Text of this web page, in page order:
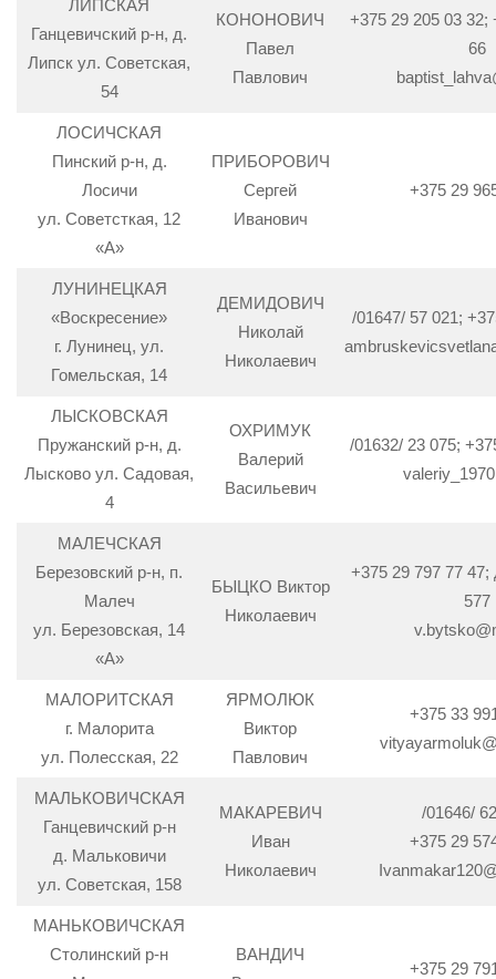
ЛИПСКАЯ
Ганцевичский р-н, д.
Липск ул. Советская,
54
КОНОНОВИЧ
Павел
Павлович
+375 29 205 03 32;
66
ЛОСИЧСКАЯ
Пинский р-н, д.
Лосичи
ул. Советсткая, 12
«А»
ПРИБОРОВИЧ
Сергей
Иванович
+375 29
ЛУНИНЕЦКАЯ
«Воскресение»
г. Лунинец, ул.
Гомельская, 14
ДЕМИДОВИЧ
Николай
Николаевич
/01647/ 57 021;
ЛЫСКОВСКАЯ
Пружанский р-н, д.
Лысково ул. Садовая,
4
ОХРИМУК
Валерий
Васильевич
/01632/ 23 075;
МАЛЕЧСКАЯ
Березовский р-н, п.
Малеч
ул. Березовская, 14
«А»
БЫЦКО Виктор
Николаевич
+375 29 797 77 47;
577
МАЛОРИТСКАЯ
г. Малорита
ул. Полесская, 22
ЯРМОЛЮК
Виктор
Павлович
+375 33
МАЛЬКОВИЧСКАЯ
Ганцевичский р-н
д. Мальковичи
ул. Советская, 158
МАКАРЕВИЧ
Иван
Николаевич
/01646/
+375 29
МАНЬКОВИЧСКАЯ
Столинский р-н
ВАНДИЧ
+375 29